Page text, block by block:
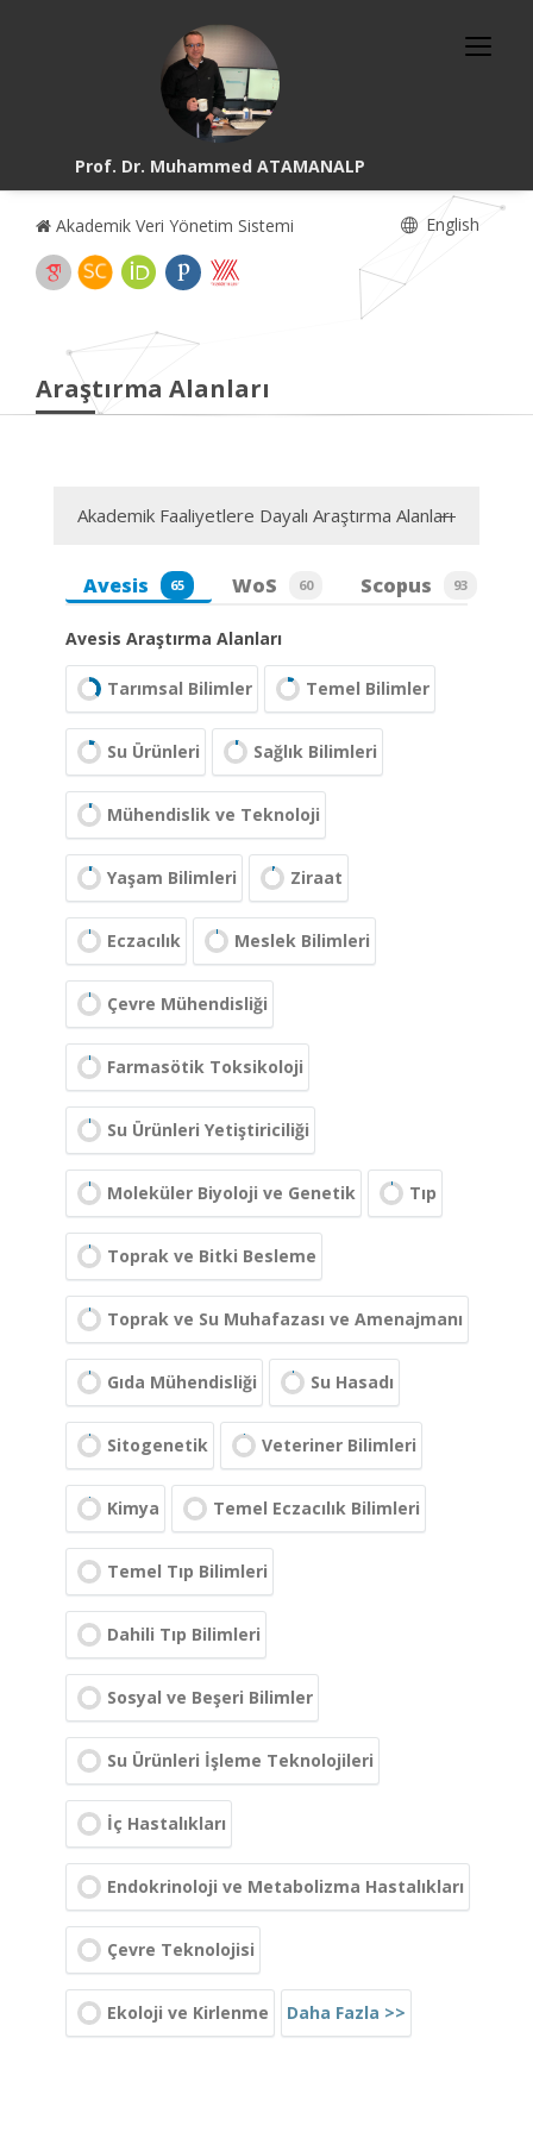
Prof. Dr. Muhammed ATAMANALP
Akademik Veri Yönetim Sistemi English
Araştırma Alanları
Akademik Faaliyetlere Dayalı Araştırma Alanları
Avesis 65 WoS 60 Scopus 93
Avesis Araştırma Alanları
Tarımsal Bilimler Temel Bilimler
Su Ürünleri Sağlık Bilimleri
Mühendislik ve Teknoloji
Yaşam Bilimleri Ziraat
Eczacılık Meslek Bilimleri
Çevre Mühendisliği
Farmasötik Toksikoloji
Su Ürünleri Yetiştiriciliği
Moleküler Biyoloji ve Genetik Tıp
Toprak ve Bitki Besleme
Toprak ve Su Muhafazası ve Amenajmanı
Gıda Mühendisliği Su Hasadı
Sitogenetik Veteriner Bilimleri
Kimya Temel Eczacılık Bilimleri
Temel Tıp Bilimleri
Dahili Tıp Bilimleri
Sosyal ve Beşeri Bilimler
Su Ürünleri İşleme Teknolojileri
İç Hastalıkları
Endokrinoloji ve Metabolizma Hastalıkları
Çevre Teknolojisi
Ekoloji ve Kirlenme Daha Fazla >>